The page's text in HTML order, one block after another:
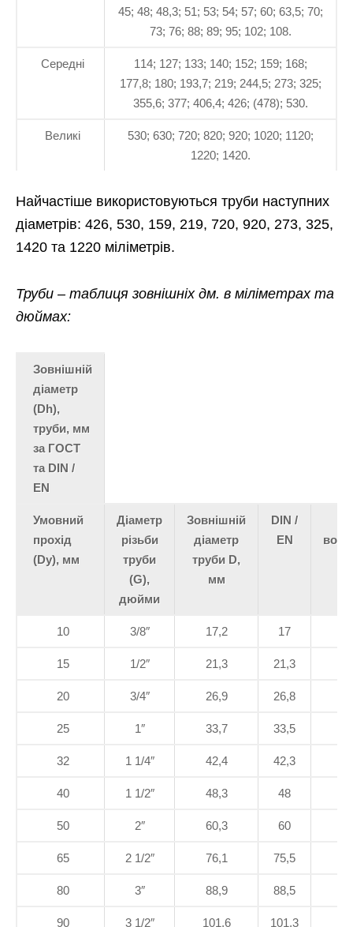
45; 48; 48,3; 51; 53; 54; 57; 60; 63,5; 70;
73; 76; 88; 89; 95; 102; 108.
Середні
114; 127; 133; 140; 152; 159; 168;
177,8; 180; 193,7; 219; 244,5; 273; 325;
355,6; 377; 406,4; 426; (478); 530.
Великі
530; 630; 720; 820; 920; 1020; 1120;
1220; 1420.
Найчастіше використовуються труби наступних
діаметрів: 426, 530, 159, 219, 720, 920, 273, 325,
1420 та 1220 міліметрів.
Труби – таблиця зовнішніх дм. в міліметрах та
дюймах:
Зовнішній
діаметр
(Dh),
труби, мм
за ГОСТ
та DIN /
EN
Умовний
прохід
(Dy), мм
Діаметр
різьби
труби
(G),
дюйми
Зовнішній
діаметр
труби D,
мм
DIN /
EN
10 3/8″ 17,2 17
15 1/2″ 21,3 21,3
20 3/4″ 26,9 26,8
25 1″ 33,7 33,5
32 1 1/4″ 42,4 42,3
40 1 1/2″ 48,3 48
50 2″ 60,3 60
65 2 1/2″ 76,1 75,5
80 3″ 88,9 88,5
90 3 1/2″ 101,6 101,3